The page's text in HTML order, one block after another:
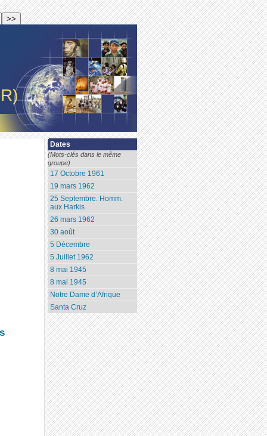
Dates
(Mots-clés dans le même
groupe)
17 Octobre 1961
19 mars 1962
25 Septembre. Homm.
aux Harkis
26 mars 1962
30 août
5 Décembre
5 Juillet 1962
8 mai 1945
8 mai 1945
Notre Dame d’Afrique
Santa Cruz